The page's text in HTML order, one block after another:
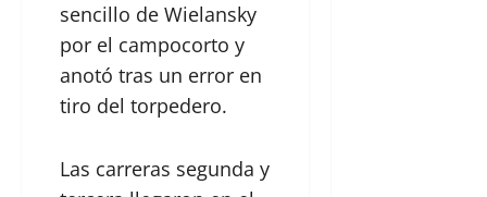
sencillo de Wielansky
por el campocorto y
anotó tras un error en
tiro del torpedero.
Las carreras segunda y